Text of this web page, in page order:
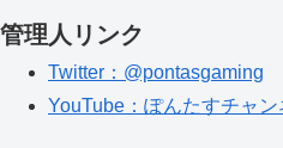
管理人リンク
Twitter：@pontasgaming
YouTube：ぽんたすチャン